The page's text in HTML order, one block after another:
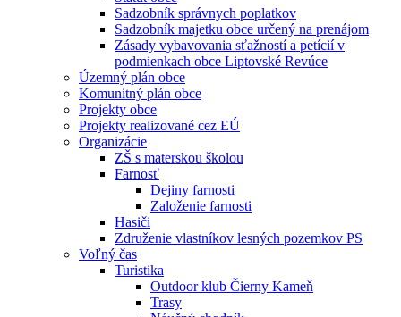
Sadzobník správnych poplatkov
Sadzobník majetku obce určený na prenájom
Zásady vybavovania sťažností a petícií v
podmienkach obce Liptovské Revúce
Územný plán obce
Komunitný plán obce
Projekty obce
Projekty realizované cez EÚ
Organizácie
ZŠ s materskou školou
Farnosť
Dejiny farnosti
Založenie farnosti
Hasiči
Združenie vlastníkov lesných pozemkov PS
Voľný čas
Turistika
Outdoor klub Čierny Kameň
Trasy